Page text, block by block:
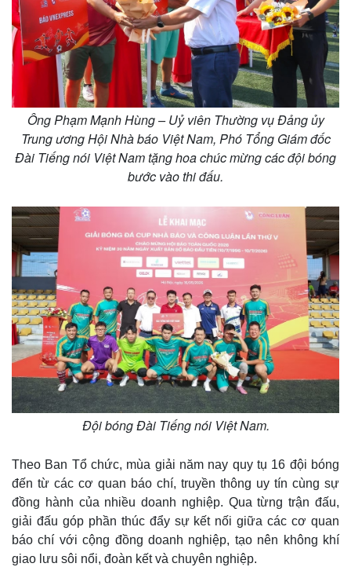
Kinh tế
Bất động sản
Khởi nghiệp
Thị trường
Giá vàng
Tiêu dùng
Ông Phạm Mạnh Hùng – Uỷ viên Thường vụ Đảng ủy
Trung ương Hội Nhà báo Việt Nam, Phó Tổng Giám đốc
Đài Tiếng nói Việt Nam tặng hoa chúc mừng các đội bóng
bước vào thi đấu.
Đội bóng Đài Tiếng nói Việt Nam.
Theo Ban Tổ chức, mùa giải năm nay quy tụ 16 đội bóng
đến từ các cơ quan báo chí, truyền thông uy tín cùng sự
đồng hành của nhiều doanh nghiệp. Qua từng trận đấu,
giải đấu góp phần thúc đẩy sự kết nối giữa các cơ quan
báo chí với cộng đồng doanh nghiệp, tạo nên không khí
giao lưu sôi nổi, đoàn kết và chuyên nghiệp.